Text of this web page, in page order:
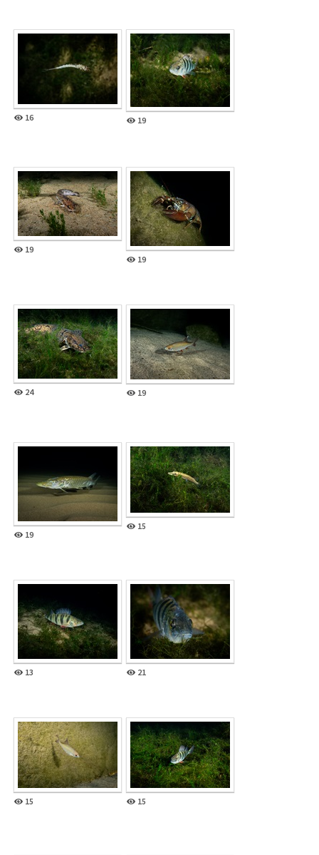
16 19
19
19
24 19
19
15
13 21
15 15